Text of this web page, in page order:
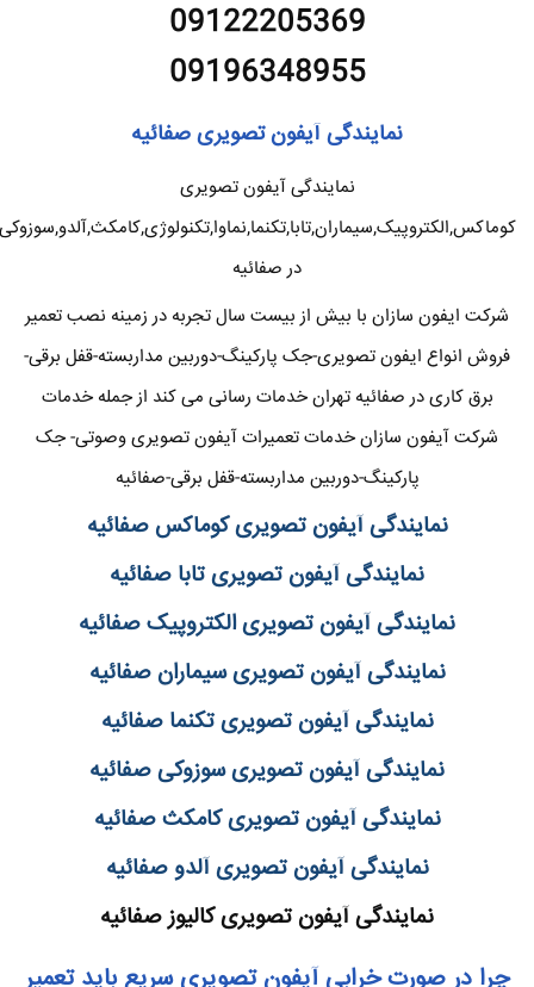
09122205369
09196348955
نمایندگی آیفون تصویری صفائیه
نمایندگی آیفون تصویری
کوماکس,الکتروپیک,سیماران,تابا,تکنما,نماوا,تکنولوژی,کامکث,آلدو,سوزوکی
در صفائیه
شرکت ایفون سازان با بیش از بیست سال تجربه در زمینه نصب تعمیر
فروش انواع ایفون تصویری-جک پارکینگ-دوربین مداربسته-قفل برقی-
برق کاری در صفائیه تهران خدمات رسانی می کند از جمله خدمات
شرکت آیفون سازان خدمات تعمیرات آیفون تصویری وصوتی- جک
پارکینگ-دوربین مداربسته-قفل برقی-صفائیه
نمایندگی آیفون تصویری کوماکس صفائیه
نمایندگی آیفون تصویری تابا صفائیه
نمایندگی آیفون تصویری الکتروپیک صفائیه
نمایندگی آیفون تصویری سیماران صفائیه
نمایندگی آیفون تصویری تکنما صفائیه
نمایندگی آیفون تصویری سوزوکی صفائیه
نمایندگی آیفون تصویری کامکث صفائیه
نمایندگی آیفون تصویری آلدو صفائیه
نمایندگی آیفون تصویری کالیوز صفائیه
چرا در صورت خرابی آیفون تصویری سریع باید تعمیر